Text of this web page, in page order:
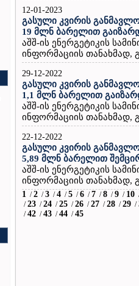
12-01-2023
გასული კვირის
19 მლნ ბარელით
აშშ-ის ენერგეტიკის
ინფორმაციის თანახმად,
29-12-2022
გასული კვირის
1,1 მლნ ბარელით
აშშ-ის ენერგეტიკის
ინფორმაციის თანახმად,
22-12-2022
გასული კვირის
5,89 მლნ ბარელით
აშშ-ის ენერგეტიკის
ინფორმაციის თანახმად,
1 / 2 / 3 / 4 / 5 / 6 / 7 / 8 / 9 / 10
/ 23 / 24 / 25 / 26 / 27 / 28 / 29 /
/ 42 / 43 / 44 / 45